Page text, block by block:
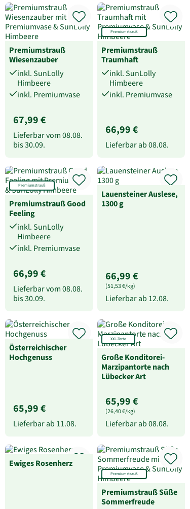
Premiumstrauß
Wiesenzauber
inkl. SunLolly
Himbeere
inkl. Premiumvase
67,99 €
Lieferbar vom08.08.
bis30.09.
Premiumstrauß
Premiumstrauß
Traumhaft
inkl. SunLolly
Himbeere
inkl. Premiumvase
66,99 €
Lieferbar ab08.08.
Premiumstrauß
Premiumstrauß Good
Feeling
inkl. SunLolly
Himbeere
inkl. Premiumvase
66,99 €
Lieferbar vom08.08.
bis30.09.
Lauensteiner Auslese,
1300 g
66,99 €
(51,53 €/kg)
Lieferbar ab 12.08.
Österreichischer
Hochgenuss
65,99 €
Lieferbar ab 11.08.
XXL-Torte
Große Konditorei-
Marzipantorte nach
Lübecker Art
65,99 €
(26,40 €/kg)
Lieferbar ab08.08.
Ewiges Rosenherz
Premiumstrauß
Premiumstrauß Süße
Sommerfreude